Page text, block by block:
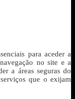
para aceder a
no site e a
a áreas seguras do
que o exijam